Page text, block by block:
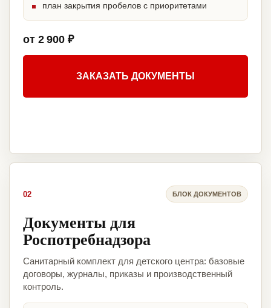
план закрытия пробелов с приоритетами
от 2 900 ₽
ЗАКАЗАТЬ ДОКУМЕНТЫ
02 БЛОК ДОКУМЕНТОВ
Документы для
Роспотребнадзора
Санитарный комплект для детского центра: базовые
договоры, журналы, приказы и производственный
контроль.